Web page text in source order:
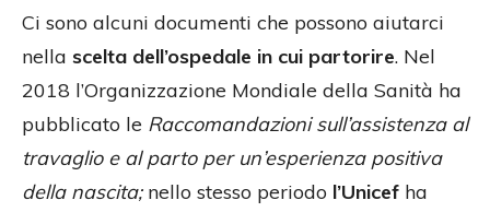
Ci sono alcuni documenti che possono aiutarci
nella scelta dell’ospedale in cui partorire. Nel
2018 l’Organizzazione Mondiale della Sanità ha
pubblicato le Raccomandazioni sull’assistenza al
travaglio e al parto per un’esperienza positiva
della nascita;nello stesso periodo l’Unicef ha